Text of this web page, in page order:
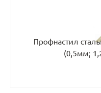
Профнастил
(0,5мм;